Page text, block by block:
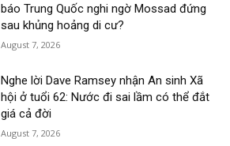
báo Trung Quốc nghi ngờ Mossad đứng
sau khủng hoảng di cư?
August 7, 2026
Nghe lời Dave Ramsey nhận An sinh Xã
hội ở tuổi 62: Nước đi sai lầm có thể đắt
giá cả đời
August 7, 2026